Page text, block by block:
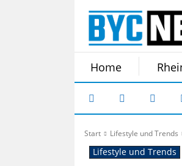
Home
Start Lifestyle und Trends
Lifestyle und Trends